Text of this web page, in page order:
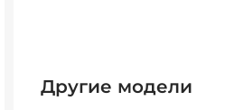
Другие модели